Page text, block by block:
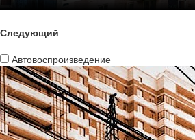
Следующий
Автовоспроизведение